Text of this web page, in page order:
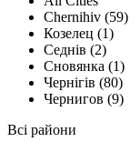
Chernihiv (59)
Козелец (1)
Седнів (2)
Сновянка (1)
Чернігів (80)
Чернигов (9)
Всі райони